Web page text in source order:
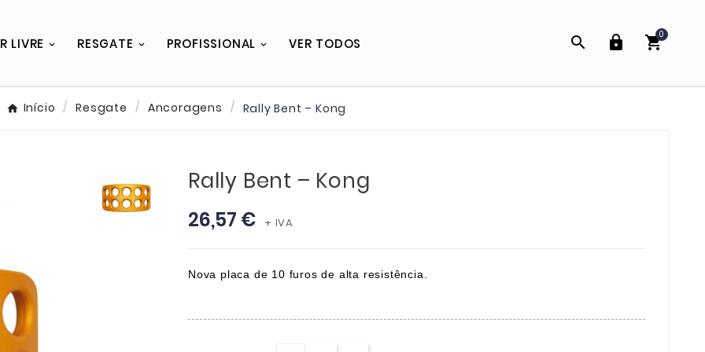
LIVRE RESGATE PROFISSIONAL VER TODOS   
0
Início Resgate Ancoragens Rally Bent – Kong
Rally Bent – Kong
26,57 € + IVA
Nova placa de 10 furos de alta resistência.